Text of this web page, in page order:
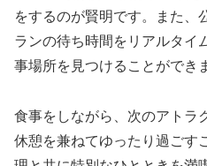
をするのが賢明です。また、
ランの待ち時間をリアルタイ
事場所を見つけることができ
食事をしながら、次のアトラ
休憩を兼ねてゆったり過ごす